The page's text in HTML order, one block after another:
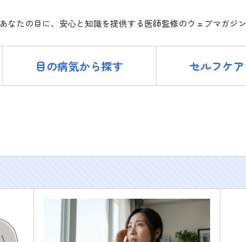
あなたの目に、安心と知識を提供する医師監修のウェブマガジン
目の病気から探す セルフケア